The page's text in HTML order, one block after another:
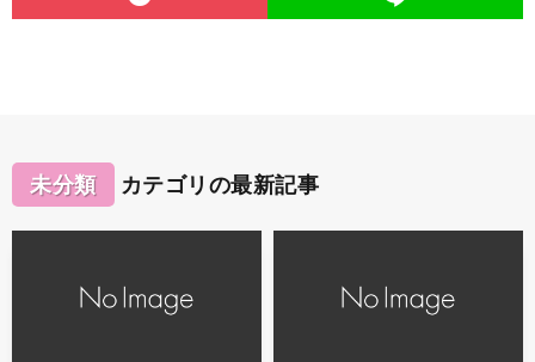
未分類 カテゴリの最新記事